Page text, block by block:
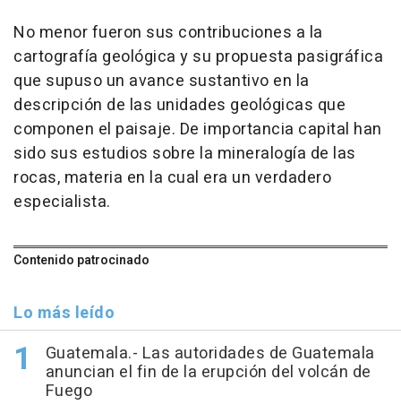
No menor fueron sus contribuciones a la
cartografía geológica y su propuesta pasigráfica
que supuso un avance sustantivo en la
descripción de las unidades geológicas que
componen el paisaje. De importancia capital han
sido sus estudios sobre la mineralogía de las
rocas, materia en la cual era un verdadero
especialista.
Contenido patrocinado
Lo más leído
Guatemala.- Las autoridades de Guatemala
anuncian el fin de la erupción del volcán de
Fuego